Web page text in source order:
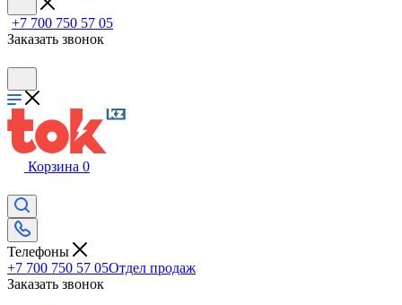
+7 700 750 57 05
Заказать звонок
Корзина 0
Телефоны
+7 700 750 57 05Отдел продаж
Заказать звонок